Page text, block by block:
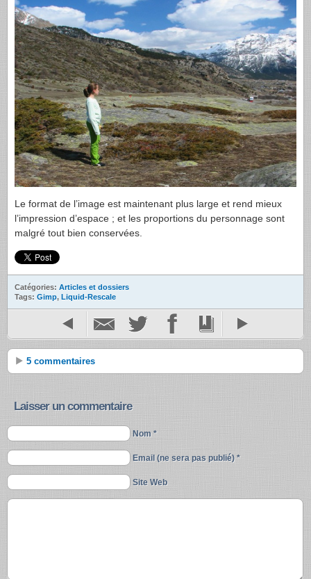
Le format de l’image est maintenant plus large et rend mieux
l’impression d’espace ; et les proportions du personnage sont
malgré tout bien conservées.
Catégories: Articles et dossiers
Tags: Gimp, Liquid-Rescale
5 commentaires
Laisser un commentaire
Nom *
Email (ne sera pas publié) *
Site Web